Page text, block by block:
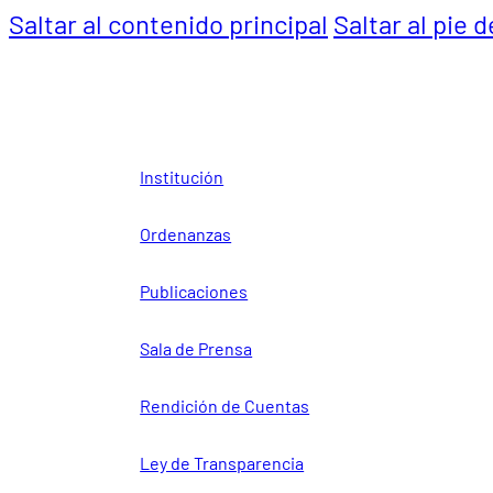
Saltar al contenido principal Saltar al pie
Institución
Ordenanzas
Publicaciones
Sala de Prensa
Rendición de Cuentas
Ley de Transparencia